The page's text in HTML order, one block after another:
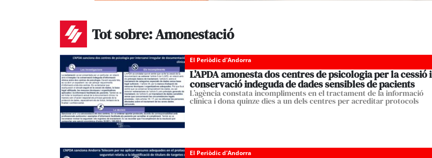
Tot sobre: Amonestació
El Periòdic d'Andorra
L’APDA amonesta dos centres de psicologia per la cessió i
conservació indeguda de dades sensibles de pacients
L’agència constata incompliments en el tractament de la informació
clínica i dona quinze dies a un dels centres per acreditar protocols
El Periòdic d'Andorra